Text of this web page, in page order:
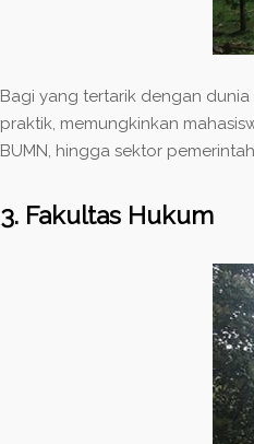
Bagi yang tertarik dengan
praktik, memungkinkan
BUMN, hingga sektor
3. Fakultas Hukum